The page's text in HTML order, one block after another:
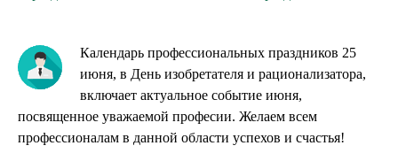
Календарь профессиональных праздников 25
июня, в День изобретателя и рационализатора,
включает актуальное событие июня,
посвященное уважаемой професии. Желаем всем
профессионалам в данной области успехов и счастья!